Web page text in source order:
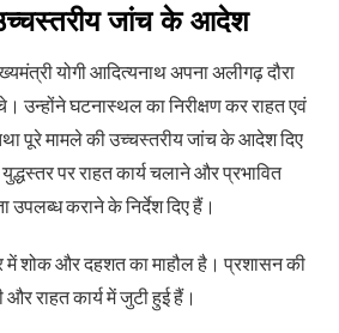
जांच के आदेश
योगी आदित्यनाथ अपना अलीगढ़ दौरा
घटनास्थल का निरीक्षण कर राहत एवं
तथा पूरे मामले की उच्चस्तरीय जांच के आदेश दिए
पर राहत कार्य चलाने और प्रभावित
उपलब्ध कराने के निर्देश दिए हैं।
में शोक और दहशत का माहौल है। प्रशासन की
राहत कार्य में जुटी हुई हैं।